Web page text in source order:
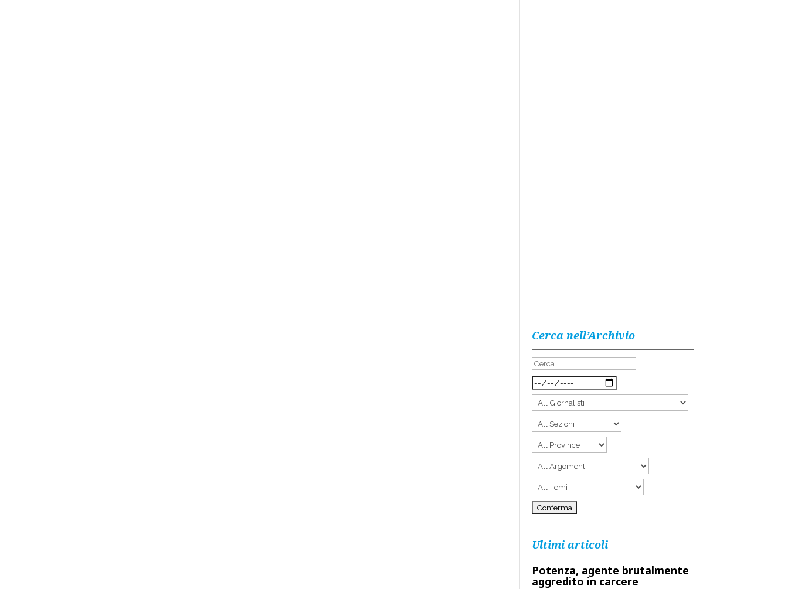
Cerca nell’Archivio
Ultimi articoli
Potenza, agente brutalmente
aggredito in carcere